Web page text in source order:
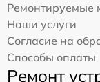
Ремонтируемые
Наши услуги
Согласие на
Способы оплаты
Ремонт